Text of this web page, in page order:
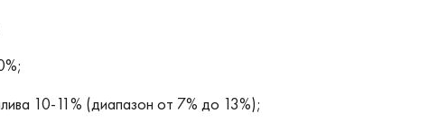
10-11% (диапазон от 7% до 13%);